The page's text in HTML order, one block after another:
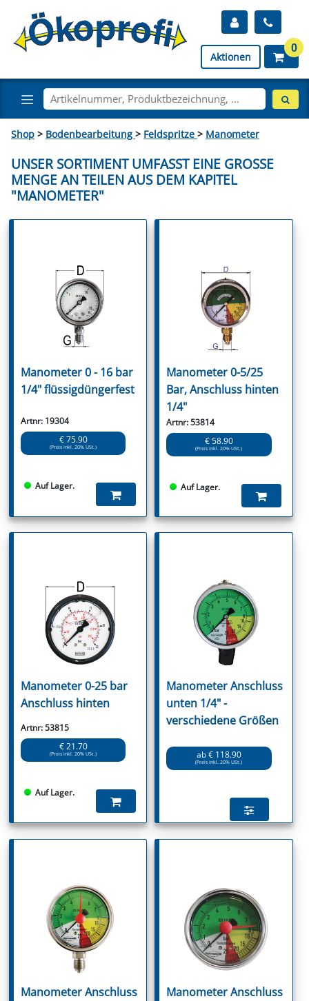
Aktionen
0
Shop > Bodenbearbeitung > Feldspritze > Manometer
UNSER SORTIMENT UMFASST EINE GROSSE M
ENGE AN TEILEN AUS DEM KAPITEL "
MANOMETER"
Manometer 0 - 16 bar
1/4" flüssigdüngerfest
Artnr: 19304
€ 75.90
(Preis inkl. 20% USt.)
Auf Lager.
Manometer 0-5/25
Bar, Anschluss hinten
1/4"
Artnr: 53814
€ 58.90
(Preis inkl. 20% USt.)
Auf Lager.
Manometer 0-25 bar
Anschluss hinten
Artnr: 53815
€ 21.70
(Preis inkl. 20% USt.)
Auf Lager.
Manometer Anschluss
unten 1/4" -
verschiedene Größen
ab € 118.90
(Preis inkl. 20% USt.)
Manometer Anschluss
Manometer Anschluss